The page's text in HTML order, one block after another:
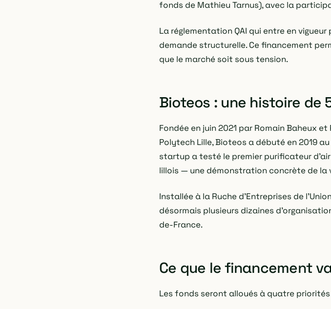
fonds de Mathieu Tarnus), avec la
La réglementation QAI qui entre en
demande structurelle. Ce financement
que le marché soit sous tension.
Bioteos : une histoire de
Fondée en juin 2021 par Romain Baheux
Polytech Lille, Bioteos a débuté en 2019
startup a testé le premier purificateur
lillois — une démonstration concrète de
Installée à la Ruche d'Entreprises de
désormais plusieurs dizaines
de-France.
Ce que le financement
Les fonds seront alloués à quatre priorités